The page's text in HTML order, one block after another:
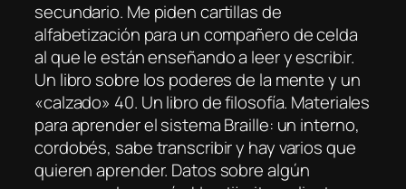
secundario. Me piden cartillas de
alfabetización para un compañero de celda
al que le están enseñando a leer y escribir.
Un libro sobre los poderes de la mente y un
«calzado» 40. Un libro de filosofía. Materiales
para aprender el sistema Braille: un interno,
cordobés, sabe transcribir y hay varios que
quieren aprender. Datos sobre algún